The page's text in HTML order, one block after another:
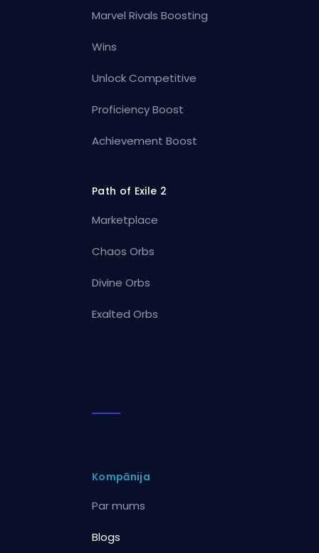
Marvel Rivals Boosting
Wins
Unlock Competitive
Proficiency Boost
Achievement Boost
Path of Exile 2
Marketplace
Chaos Orbs
Divine Orbs
Exalted Orbs
Kompānija
Par mums
Blogs